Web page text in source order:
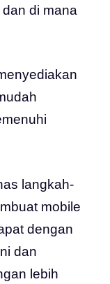
di mana
langkah-
mobile
dengan
dan
lebih